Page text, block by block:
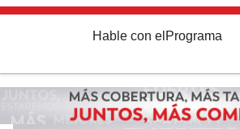
Hable con el Programa